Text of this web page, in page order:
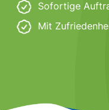
Sofortige
Mit